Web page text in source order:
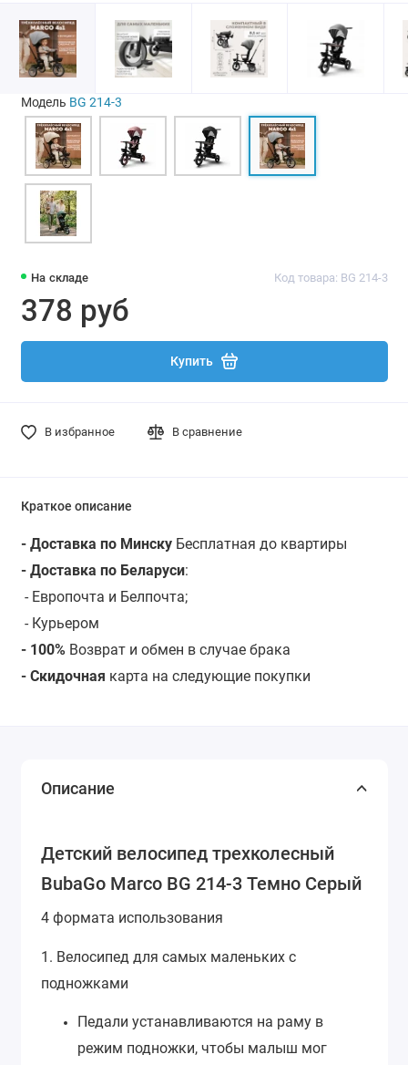
На складе Код товара: BG 214-3
378 руб
Купить
В избранное В сравнение
Модель BG 214-3
Краткое описание
- Доставка по МинскуБесплатная до квартиры
- Доставка по Беларуси:
- Европочта и Белпочта;
- Курьером
- 100% Возврат и обмен в случае брака
- Скидочная карта на следующие покупки
Описание
Детский велосипед трехколесный
BubaGo Marco BG 214-3 Темно Серый
4 формата использования
1. Велосипед для самых маленьких с
подножками
Педали устанавливаются на раму в
режим подножки, чтобы малыш мог